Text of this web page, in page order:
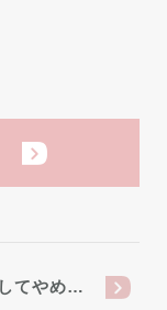
てやめ…